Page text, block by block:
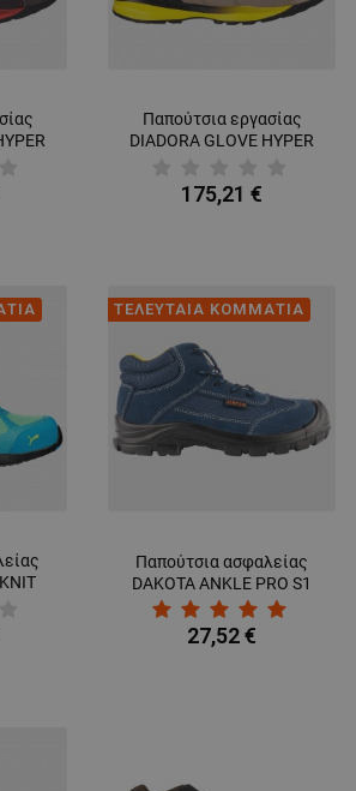
Παπούτσια εργασίας
DIADORA GLOVE HYPER
BEIGE
175,21 €
ΤΕΛΕΥΤΑΙΑ ΚΟΜΜΑΤΙΑ
Παπούτσια ασφαλείας
DAKOTA ANKLE PRO S1
27,52 €